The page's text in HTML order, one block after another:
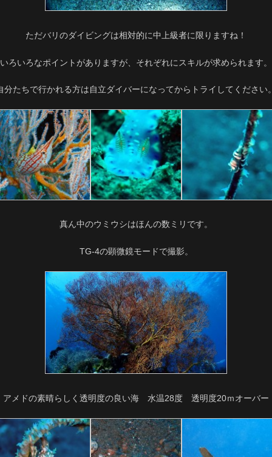
ただバリのダイビングは相対的に中上級者に限りますね！
いろいろなポイントがありますが、それぞれにスキルが求められます。
分たちで行かれる方は自立ダイバーになってからトライしてください
真ん中のウミウシはほんの数ミリです。
TG-4の顕微鏡モードで撮影。
アメドの素晴らしく透明度の良い海 水温28度 透明度20ｍオーバー